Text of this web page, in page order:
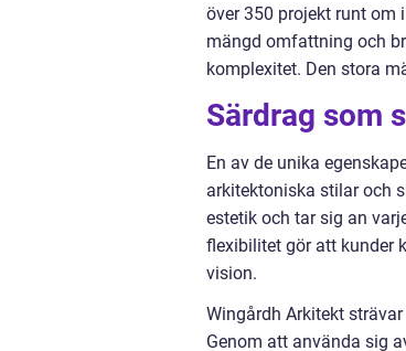
över 350 projekt runt om
mängd omfattning och
komplexitet. Den stora
Särdrag som
En av de unika
arkitektoniska stilar och
estetik och tar sig an
flexibilitet gör att kunder
vision.
Wingårdh Arkitekt
Genom att använda sig